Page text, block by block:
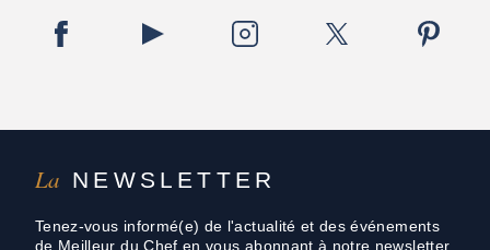
La NEWSLETTER
Tenez-vous informé(e) de l'actualité et des événements
de Meilleur du Chef en vous abonnant à notre newsletter